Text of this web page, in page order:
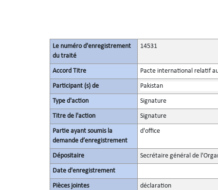
Le numéro d'enregistrement
du traité
14531
Accord Titre Pacte international relatif
Participant (s) de Pakistan
Type d'action Signature
Titre de l'action Signature
Partie ayant soumis la
demande d’enregistrement
d'office
Dépositaire Secrétaire général de
Date d'enregistrement
Pièces jointes déclaration